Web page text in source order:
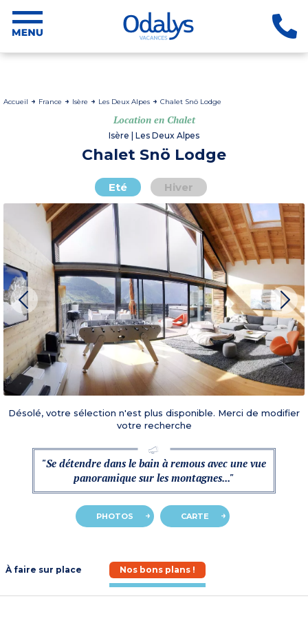
Accueil France Isère Les Deux Alpes Chalet Snö Lodge
Location en Chalet
Isère | Les Deux Alpes
Chalet Snö Lodge
Eté Hiver
Désolé, votre sélection n'est plus disponible. Merci de modifier
votre recherche
"Se détendre dans le bain à remous avec une vue
panoramique sur les montagnes..."
PHOTOS CARTE
À faire sur place Nos bons plans !